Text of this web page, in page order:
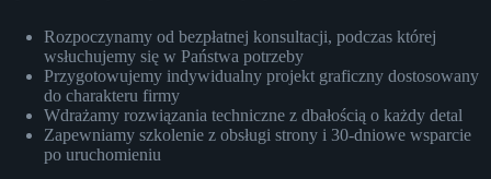
Rozpoczynamy od bezpłatnej konsultacji, podczas której
wsłuchujemy się w Państwa potrzeby
Przygotowujemy indywidualny projekt graficzny dostosowany
do charakteru firmy
Wdrażamy rozwiązania techniczne z dbałością o każdy detal
Zapewniamy szkolenie z obsługi strony i 30-dniowe wsparcie
po uruchomieniu